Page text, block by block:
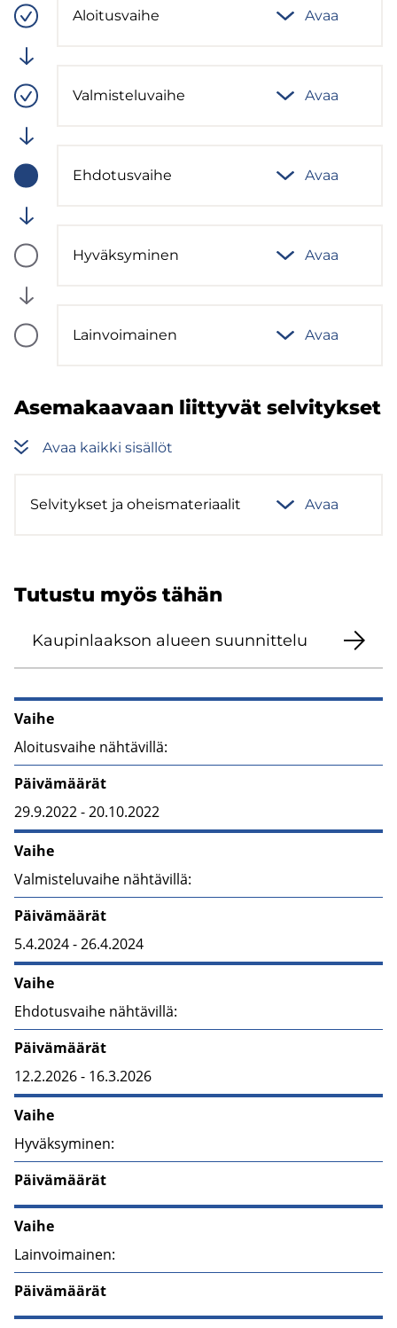
Aloi­tus­vai­he
(computed)
Avaa
Val­mis­te­lu­vai­he
(computed)
Avaa
Eh­do­tus­vai­he
(computed)
Avaa
Hy­väk­sy­mi­nen
(computed)
Avaa
Lain­voi­mai­nen
(computed)
Avaa
Ase­ma­kaa­vaan liit­ty­vät sel­vi­tyk­set
Avaa kaik­ki si­säl­löt
Sel­vi­tyk­set ja oheis­ma­te­ri­aa­lit Avaa
Tu­tus­tu myös tähän
Kau­pin­laak­son alu­een suun­nit­te­lu
Asemakaavan nähtävilläoloajat
Vaihe
Aloitusvaihe nähtävillä:
Päivämäärät
29.9.2022 - 20.10.2022
Vaihe
Valmisteluvaihe nähtävillä:
Päivämäärät
5.4.2024 - 26.4.2024
Vaihe
Ehdotusvaihe nähtävillä:
Päivämäärät
12.2.2026 - 16.3.2026
Vaihe
Hyväksyminen:
Päivämäärät
Vaihe
Lainvoimainen:
Päivämäärät